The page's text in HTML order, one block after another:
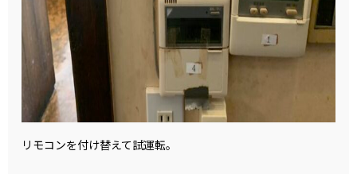
リモコンを付け替えて試運転。